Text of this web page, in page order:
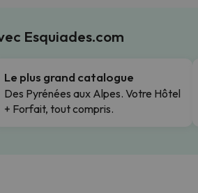
Esquiades.com
Le plus grand catalogue
Des Pyrénées aux Alpes. Votre Hôtel
+ Forfait, tout compris.